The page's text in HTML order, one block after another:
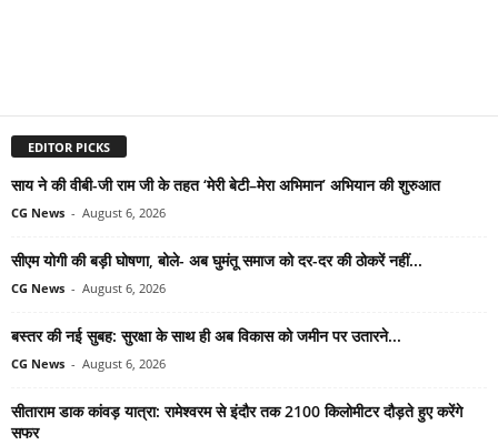
EDITOR PICKS
साय ने की वीबी-जी राम जी के तहत ‘मेरी बेटी–मेरा अभिमान’ अभियान की शुरुआत
CG News - August 6, 2026
सीएम योगी की बड़ी घोषणा, बोले- अब घुमंतू समाज को दर-दर की ठोकरें नहीं...
CG News - August 6, 2026
बस्तर की नई सुबह: सुरक्षा के साथ ही अब विकास को जमीन पर उतारने...
CG News - August 6, 2026
सीताराम डाक कांवड़ यात्रा: रामेश्वरम से इंदौर तक 2100 किलोमीटर दौड़ते हुए करेंगे
सफर